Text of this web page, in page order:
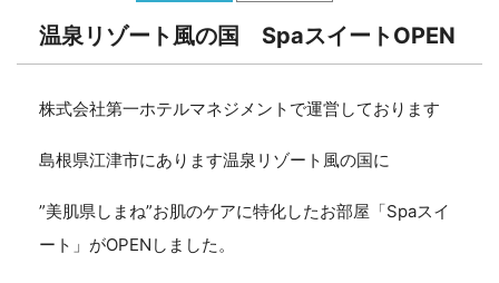
温泉リゾート風の国 SpaスイートOPEN
株式会社第一ホテルマネジメントで運営しております
島根県江津市にあります温泉リゾート風の国に
”美肌県しまね”お肌のケアに特化したお部屋「Spaスイ
ート」がOPENしました。